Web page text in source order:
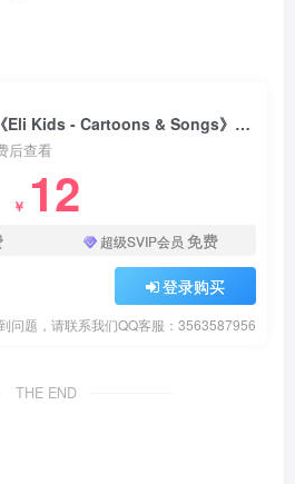
Youtube英文早教儿歌《Eli Kids - Cartoons & Songs》全322集，1080P高清视频带英文字幕，带配套音频MP3，百度云网盘下载！
后查看
￥ 12
超级SVIP会员 免费
登录购买
问题，请联系我们QQ客服：3563587956
THE END